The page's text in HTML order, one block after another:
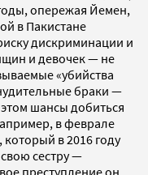
опережая Йемен,
в Пакистане
дискриминации и
и девочек — не
«убийства
браки —
шансы добиться
в феврале
в 2016 году
сестру —
преступление он